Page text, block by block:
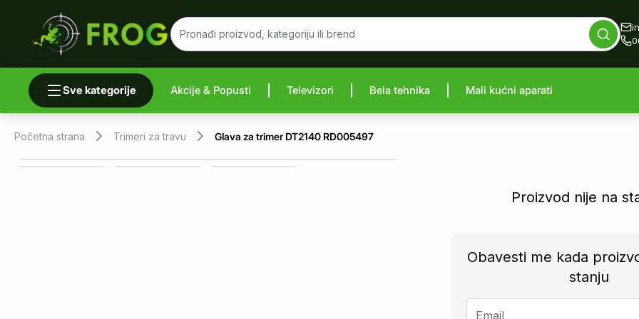
Sve kategorije Akcije & Popusti Televizori Bela tehnika Mali kućni aparati
Početna strana Trimeri za travu Glava za trimer DT2140 RD005497
Proizvod nije na
Obavesti me kada
stanju